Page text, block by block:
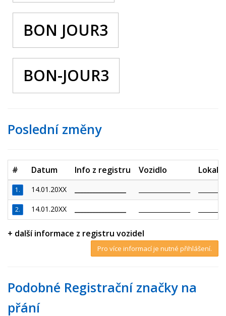
BON JOUR3
BON-JOUR3
Poslední změny
# Datum Info z registru Vozidlo
1. 14.01.20XX
2. 14.01.20XX
+ další informace z registru vozidel
Pro více informací je nutné přihlášení.
Podobné Registrační značky na
přání